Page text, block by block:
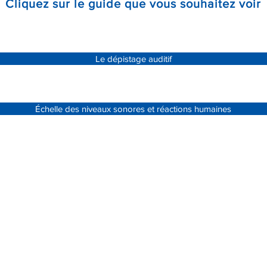
Cliquez sur le guide que vous souhaitez voir
Le dépistage auditif
Échelle des niveaux sonores et réactions humaines